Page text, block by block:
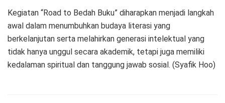
Kegiatan “Road to Bedah Buku” diharapkan menjadi langkah
awal dalam menumbuhkan budaya literasi yang
berkelanjutan serta melahirkan generasi intelektual yang
tidak hanya unggul secara akademik, tetapi juga memiliki
kedalaman spiritual dan tanggung jawab sosial. (Syafik Hoo)